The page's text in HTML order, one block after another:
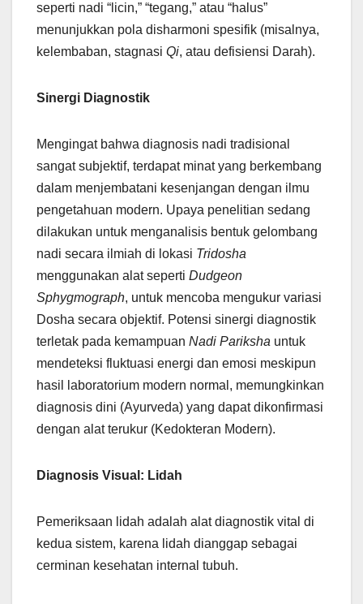
seperti nadi “licin,” “tegang,” atau “halus”
menunjukkan pola disharmoni spesifik (misalnya,
kelembaban, stagnasi Qi, atau defisiensi Darah).
Sinergi Diagnostik
Mengingat bahwa diagnosis nadi tradisional
sangat subjektif, terdapat minat yang berkembang
dalam menjembatani kesenjangan dengan ilmu
pengetahuan modern. Upaya penelitian sedang
dilakukan untuk menganalisis bentuk gelombang
nadi secara ilmiah di lokasi Tridosha
menggunakan alat seperti Dudgeon
Sphygmograph, untuk mencoba mengukur variasi
Dosha secara objektif. Potensi sinergi diagnostik
terletak pada kemampuan Nadi Pariksha untuk
mendeteksi fluktuasi energi dan emosi meskipun
hasil laboratorium modern normal, memungkinkan
diagnosis dini (Ayurveda) yang dapat dikonfirmasi
dengan alat terukur (Kedokteran Modern).
Diagnosis Visual: Lidah
Pemeriksaan lidah adalah alat diagnostik vital di
kedua sistem, karena lidah dianggap sebagai
cerminan kesehatan internal tubuh.